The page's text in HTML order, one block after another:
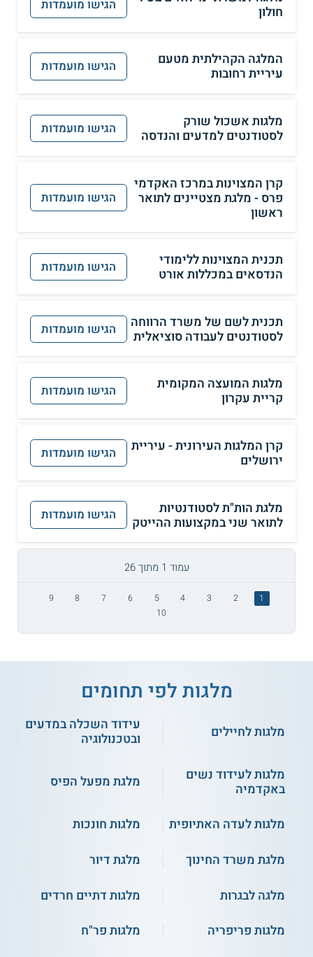
חולון
הגישו מועמדות
המלגה הקהילתית מטעם
עיריית רחובות
הגישו מועמדות
מלגות אשכול שורק
לסטודנטים למדעים והנדסה
הגישו מועמדות
קרן המצוינות במרכז האקדמי
פרס - מלגת מצטיינים לתואר
ראשון
הגישו מועמדות
תכנית המצוינות ללימודי
הנדסאים במכללות אורט
הגישו מועמדות
תכנית לשם של משרד הרווחה
לסטודנטים לעבודה סוציאלית
הגישו מועמדות
מלגות המועצה המקומית
קריית עקרון
הגישו מועמדות
קרן המלגות העירונית - עיריית
ירושלים
הגישו מועמדות
מלגת הות"ת לסטודנטיות
לתואר שני במקצועות ההייטק
הגישו מועמדות
עמוד 1 מתוך 26
1
2
3
4
5
6
7
8
9
10
מלגות לפי תחומים
מלגות לחיילים
עידוד השכלה במדעים
ובטכנולוגיה
מלגות לעידוד נשים
באקדמיה
מלגת מפעל הפיס
מלגות לעדה האתיופית
מלגות חונכות
מלגת משרד החינוך
מלגת דיור
מלגה לבגרות
מלגות דתיים חרדים
מלגות פריפריה
מלגות פר"ח